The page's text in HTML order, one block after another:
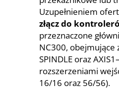
Uzupełnieniem
złącz do
przeznaczone
NC300, obejmujące
SPINDLE oraz
rozszerzeniami
16/16 oraz 56/56).